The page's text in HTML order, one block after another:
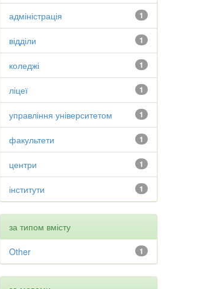
1
адміністрація
1
відділи
1
коледжі
1
ліцеї
1
управління університетом
1
факультети
1
центри
1
інститути
за типом вмісту
1
Other